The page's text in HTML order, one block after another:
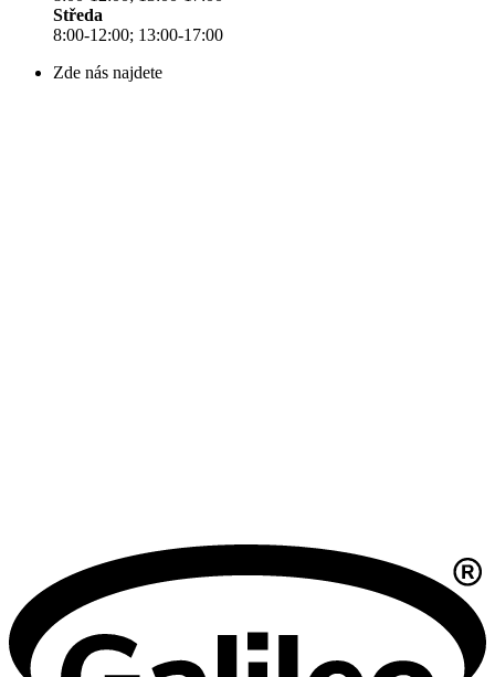
Středa
8:00-12:00; 13:00-17:00
Zde nás najdete